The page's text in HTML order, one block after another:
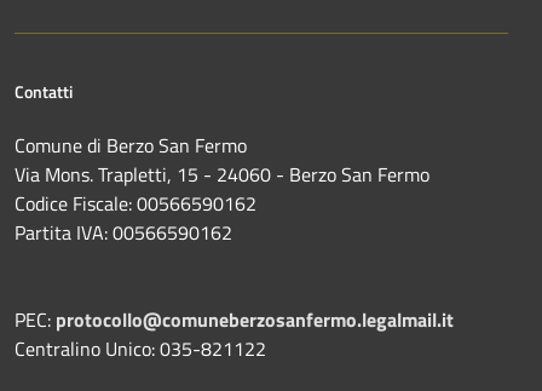
Contatti
Comune di Berzo San Fermo
Via Mons. Trapletti, 15 - 24060 - Berzo San Fermo
Codice Fiscale: 00566590162
Partita IVA: 00566590162
PEC: protocollo@comuneberzosanfermo.legalmail.it
Centralino Unico: 035-821122